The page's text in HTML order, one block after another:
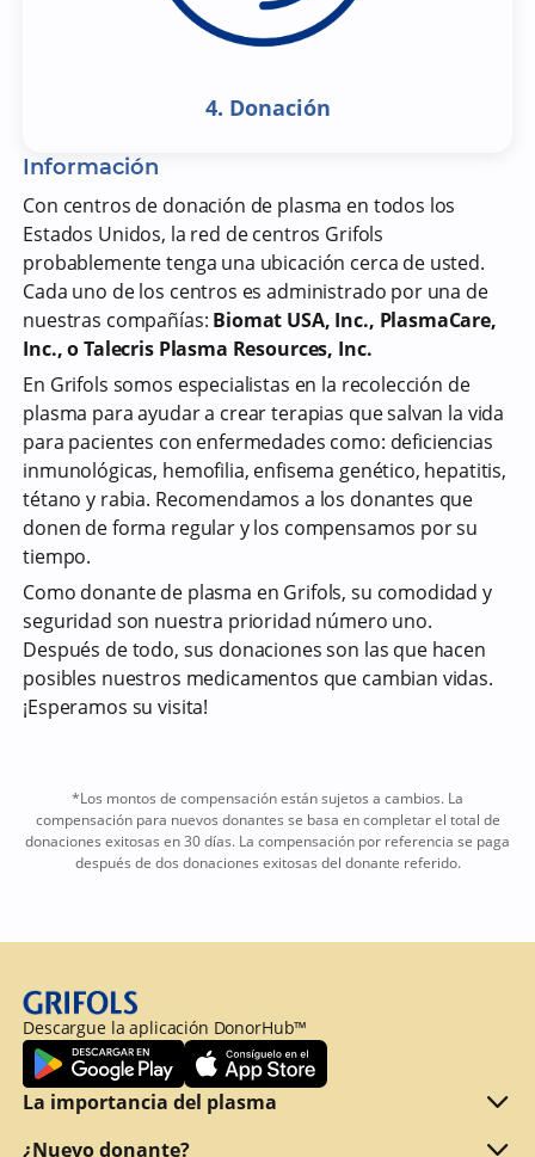
4. Donación
Información
Con centros de donación de plasma en todos los
Estados Unidos, la red de centros Grifols
probablemente tenga una ubicación cerca de usted.
Cada uno de los centros es administrado por una de
nuestras compañías: Biomat USA, Inc., PlasmaCare,
Inc., o Talecris Plasma Resources, Inc.
En Grifols somos especialistas en la recolección de
plasma para ayudar a crear terapias que salvan la vida
para pacientes con enfermedades como: deficiencias
inmunológicas, hemofilia, enfisema genético, hepatitis,
tétano y rabia. Recomendamos a los donantes que
donen de forma regular y los compensamos por su
tiempo.
Como donante de plasma en Grifols, su comodidad y
seguridad son nuestra prioridad número uno.
Después de todo, sus donaciones son las que hacen
posibles nuestros medicamentos que cambian vidas.
¡Esperamos su visita!
*Los montos de compensación están sujetos a cambios. La
compensación para nuevos donantes se basa en completar el total de
donaciones exitosas en 30 días. La compensación por referencia se paga
después de dos donaciones exitosas del donante referido.
Descargue la aplicación DonorHub™
La importancia del plasma
Qué es el plasma
¿Nuevo donante?